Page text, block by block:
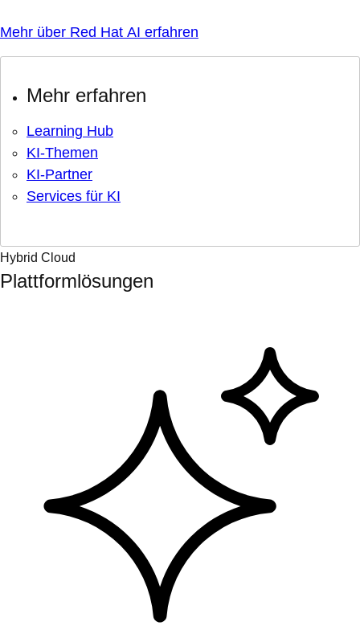
Mehr über Red Hat AI erfahren
Mehr erfahren
Learning Hub
KI-Themen
KI-Partner
Services für KI
Hybrid Cloud
Plattformlösungen